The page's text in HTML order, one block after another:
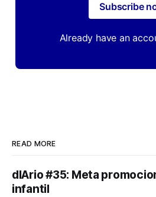
Subscribe
Already have an
READ MORE
dIArio #35: Meta
infantil